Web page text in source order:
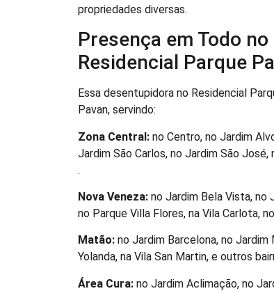
propriedades diversas.
Presença em Todo
Residencial Parque
Essa desentupidora no Residencial
Pavan, servindo:
Zona Central: no Centro, no Jardim
Jardim São Carlos, no Jardim São
.
Nova Veneza: no Jardim Bela Vista, no
no Parque Villa Flores, na Vila Carlota,
Matão: no Jardim Barcelona, no Jardim
Yolanda, na Vila San Martin, e outros
Área Cura: no Jardim Aclimação, no